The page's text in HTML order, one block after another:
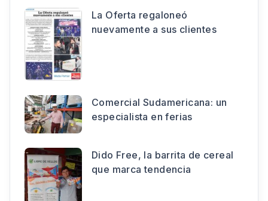
La Oferta regaloneó
nuevamente a sus clientes
Comercial Sudamericana: un
especialista en ferias
Dido Free, la barrita de cereal
que marca tendencia